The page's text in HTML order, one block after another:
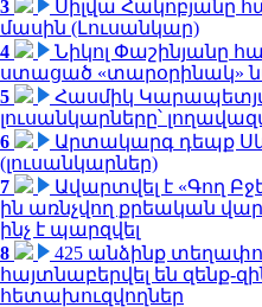
3
Սիլվա Հակոբյանը
մասին (Լուսանկար)
4
Նիկոլ Փաշինյանը
ստացած «տարօրինակ»
5
Հասմիկ
լուսանկարները՝
6
Արտակարգ դեպք
(լուսանկարներ)
7
Ավարտվել է «Գող
ին առնչվող քրեական
ինչ է պարզվել
8
425 անձինք
հայտնաբերվել են զենք-
հետախուզվողներ